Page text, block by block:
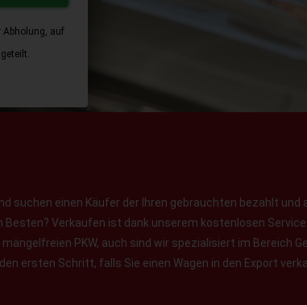
Abholung, auf
suchen einen Käufer der Ihren gebrauchten bezahlt
Verkaufen ist dank unserem kostenlosen
PKW, auch sind wir spezialisiert im Bereich
ersten Schritt, falls Sie einen Wagen in den Export